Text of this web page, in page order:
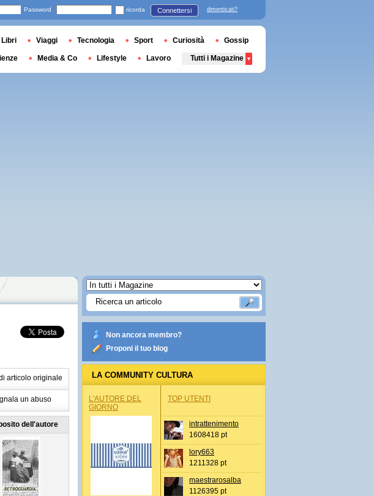
articolo originale
un abuso
dell'autore
Non ancora membro?
Proponi il tuo blog
LA COMMUNITY CULTURA
L'AUTORE DEL
GIORNO
TOP UTENTI
intrattenimento
1608418 pt
lory663
1211328 pt
maestrarosalba
1126395 pt
Password ricorda Connettersi dimenticati?
Libri Viaggi Tecnologia Sport Curiosità Gossip
Media & Co Lifestyle Lavoro Tutti i Magazine